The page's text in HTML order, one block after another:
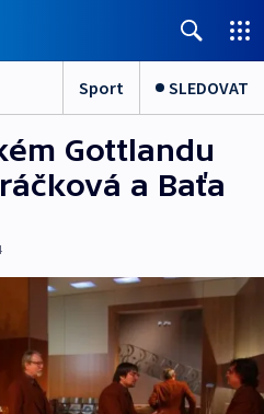
Sport SLEDOVAT
Gottlandu
a Baťa